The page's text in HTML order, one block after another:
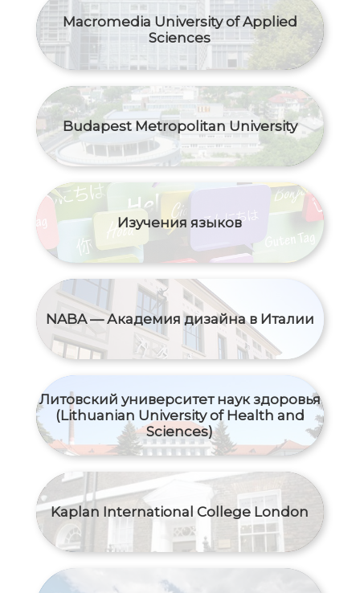
Macromedia University of Applied
Sciences
Budapest Metropolitan University
Изучения языков
NABA — Академия дизайна в Италии
Литовский университет наук здоровья
(Lithuanian University of Health and
Sciences)
Kaplan International College London